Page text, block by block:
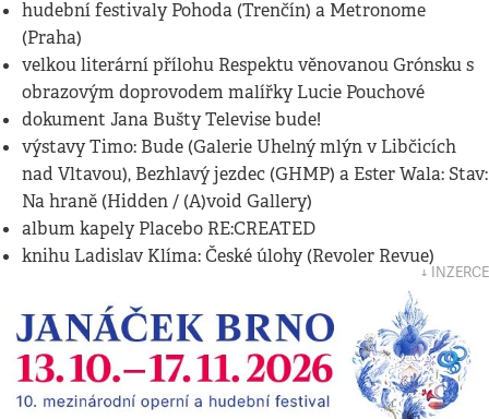
hudební festivaly Pohoda (Trenčín) a Metronome
(Praha)
velkou literární přílohu Respektu věnovanou Grónsku s
obrazovým doprovodem malířky Lucie Pouchové
dokument Jana Bušty Televise bude!
výstavy Timo: Bude (Galerie Uhelný mlýn v Libčicích
nad Vltavou), Bezhlavý jezdec (GHMP) a Ester Wala: Stav:
Na hraně (Hidden / (A)void Gallery)
album kapely Placebo RE:CREATED
knihu Ladislav Klíma: České úlohy (Revoler Revue)
↓ INZERCE